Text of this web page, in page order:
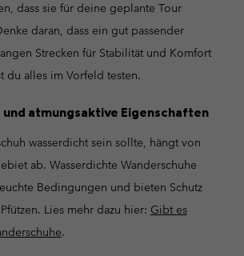
dass sie für deine geplante Tour
daran, dass ein gut passender
Strecken für Stabilität und Komfort
du alles im Vorfeld testen.
atmungsaktive Eigenschaften
wasserdicht sein sollte, hängt von
ab. Wasserdichte Wanderschuhe
Bedingungen und bieten Schutz
Lies mehr dazu hier: Gibt es
.